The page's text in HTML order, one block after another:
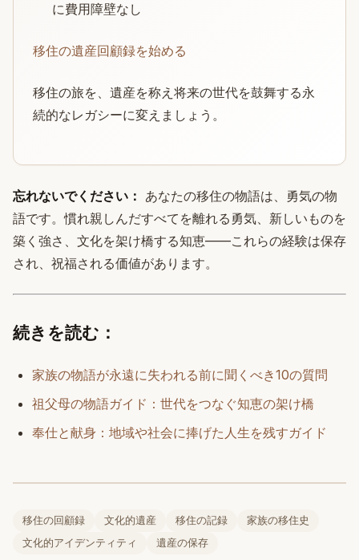
に費用障壁なし
移住の遺産回顧録を始める
移住の旅を、遺産を称え将来の世代を鼓舞する永
続的なレガシーに変えましょう。
忘れないでください： あなたの移住の物語は、勇気の物
語です。慣れ親しんだすべてを離れる勇気、新しいものを
築く強さ、文化を架け橋する知恵——これらの経験は保存
され、祝福される価値があります。
続きを読む：
家族の物語が永遠に失われる前に聞くべき10の質問
祖父母の物語ガイド：世代をつなぐ知恵の架け橋
奉仕と献身：地域や社会に捧げた人生を残すガイド
移住の回顧録 文化的遺産 移住の記録
家族の移住史
文化的アイデンティティ
遺産の保存